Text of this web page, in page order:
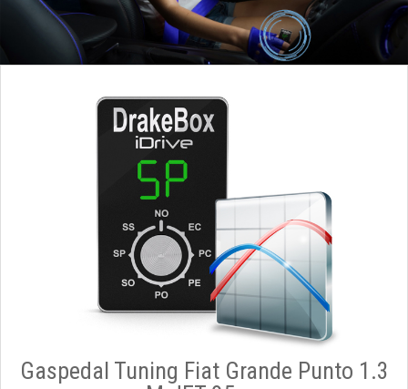
Gaspedal Tuning Fiat Grande Punto 1.3